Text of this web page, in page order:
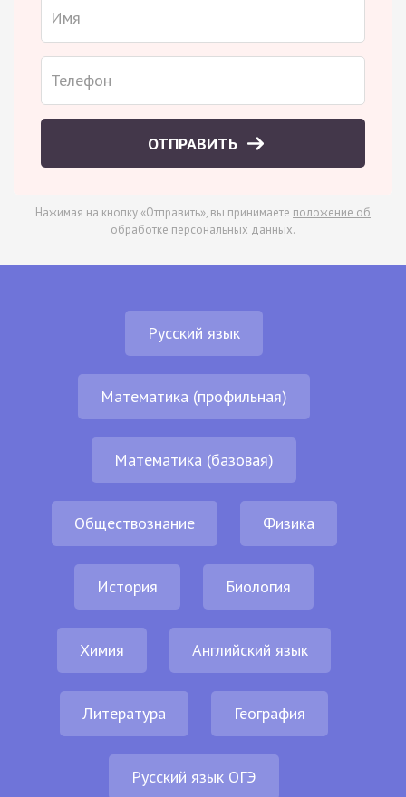
ОТПРАВИТЬ
Нажимая на кнопку «Отправить», вы принимаете положение об
обработке персональных данных.
Русский язык
Математика (профильная)
Математика (базовая)
Обществознание Физика
История Биология
Химия Английский язык
Литература География
Русский язык ОГЭ